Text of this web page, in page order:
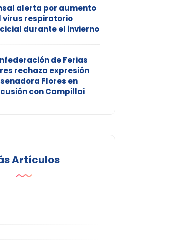
alerta por aumento
virus respiratorio
durante el invierno
de Ferias
rechaza expresión
Flores en
con Campillai
Artículos